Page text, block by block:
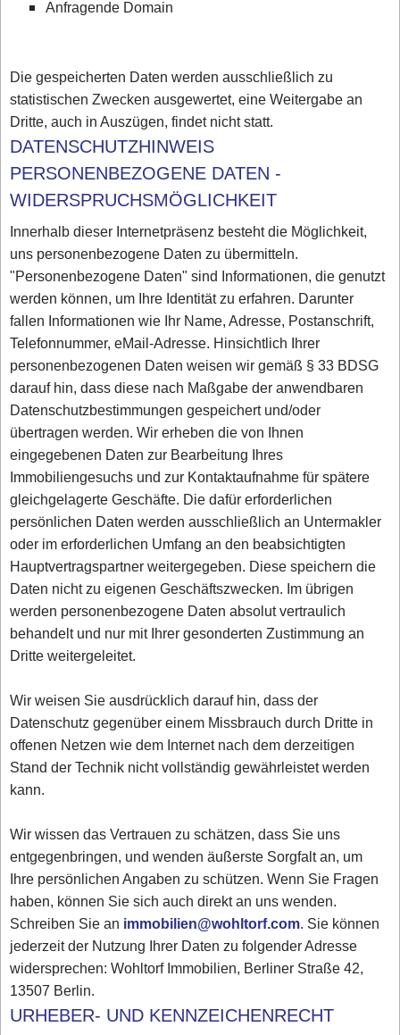
Anfragende Domain
Die gespeicherten Daten werden ausschließlich zu
statistischen Zwecken ausgewertet, eine Weitergabe an
Dritte, auch in Auszügen, findet nicht statt.
DATENSCHUTZHINWEIS
PERSONENBEZOGENE DATEN -
WIDERSPRUCHSMÖGLICHKEIT
Innerhalb dieser Internetpräsenz besteht die Möglichkeit,
uns personenbezogene Daten zu übermitteln.
"Personenbezogene Daten" sind Informationen, die genutzt
werden können, um Ihre Identität zu erfahren. Darunter
fallen Informationen wie Ihr Name, Adresse, Postanschrift,
Telefonnummer, eMail-Adresse. Hinsichtlich Ihrer
personenbezogenen Daten weisen wir gemäß § 33 BDSG
darauf hin, dass diese nach Maßgabe der anwendbaren
Datenschutzbestimmungen gespeichert und/oder
übertragen werden. Wir erheben die von Ihnen
eingegebenen Daten zur Bearbeitung Ihres
Immobiliengesuchs und zur Kontaktaufnahme für spätere
gleichgelagerte Geschäfte. Die dafür erforderlichen
persönlichen Daten werden ausschließlich an Untermakler
oder im erforderlichen Umfang an den beabsichtigten
Hauptvertragspartner weitergegeben. Diese speichern die
Daten nicht zu eigenen Geschäftszwecken. Im übrigen
werden personenbezogene Daten absolut vertraulich
behandelt und nur mit Ihrer gesonderten Zustimmung an
Dritte weitergeleitet.
Wir weisen Sie ausdrücklich darauf hin, dass der
Datenschutz gegenüber einem Missbrauch durch Dritte in
offenen Netzen wie dem Internet nach dem derzeitigen
Stand der Technik nicht vollständig gewährleistet werden
kann.
Wir wissen das Vertrauen zu schätzen, dass Sie uns
entgegenbringen, und wenden äußerste Sorgfalt an, um
Ihre persönlichen Angaben zu schützen. Wenn Sie Fragen
haben, können Sie sich auch direkt an uns wenden.
Schreiben Sie an immobilien@wohltorf.com. Sie können
jederzeit der Nutzung Ihrer Daten zu folgender Adresse
widersprechen: Wohltorf Immobilien, Berliner Straße 42,
13507 Berlin.
URHEBER- UND KENNZEICHENRECHT